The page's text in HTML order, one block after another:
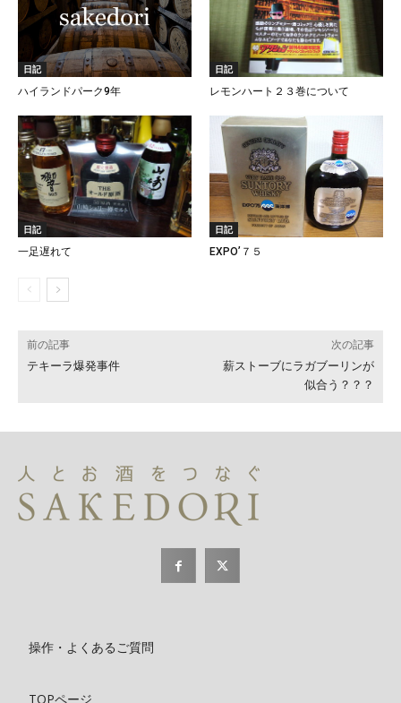
日記
ハイランドパーク9年
日記
レモンハート２３巻について
日記
一足遅れて
日記
EXPO’７５
前の記事
テキーラ爆発事件
次の記事
薪ストーブにラガブーリンが
似合う？？？
操作・よくあるご質問
TOPページ